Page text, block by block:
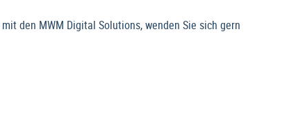
den MWM Digital Solutions, wenden Sie sich gern